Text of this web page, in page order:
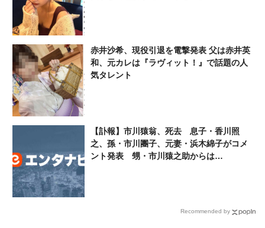
赤井沙希、現役引退を電撃発表 父は赤井英
和、元カレは『ラヴィット！』で話題の人
気タレント
【訃報】市川猿翁、死去 息子・香川照
之、孫・市川團子、元妻・浜木綿子がコメ
ント発表 甥・市川猿之助からは…
Recommended by